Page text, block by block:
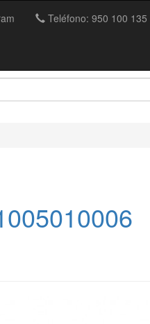
Teléfono: 950 100 135